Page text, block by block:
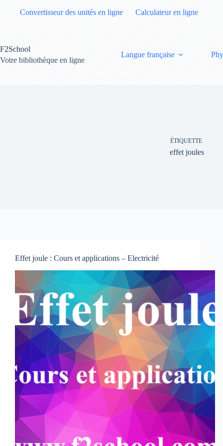
Convertisseur des unités en ligne Calculateur en ligne
F2School
Votre bibliothèque en ligne
Langue française
ÉTIQUETTE
effet joules
Effet joule : Cours et applications – Electricité